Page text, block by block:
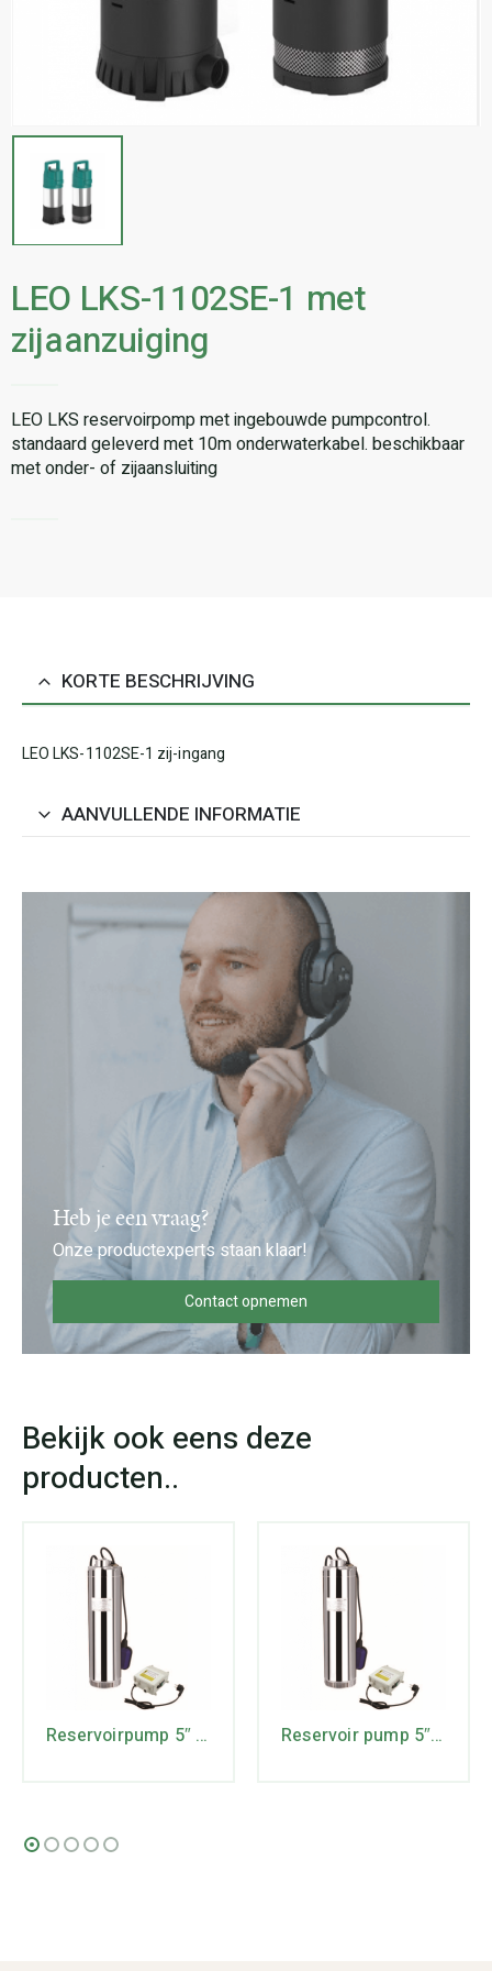
LEO LKS-1102SE-1 met
zijaanzuiging
LEO LKS reservoirpomp met ingebouwde pumpcontrol.
standaard geleverd met 10m onderwaterkabel. beschikbaar
met onder- of zijaansluiting
KORTE BESCHRIJVING
LEO LKS-1102SE-1 zij-ingang
AANVULLENDE INFORMATIE
Heb je een vraag?
Onze productexperts staan klaar!
Contact opnemen
Reservoirpump 5″ 5DWm 4/8 Reservoir pump 5″ 5DWm2/4